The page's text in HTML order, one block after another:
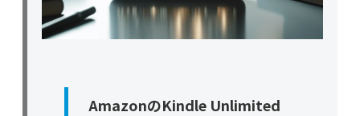
AmazonのKindle Unlimited